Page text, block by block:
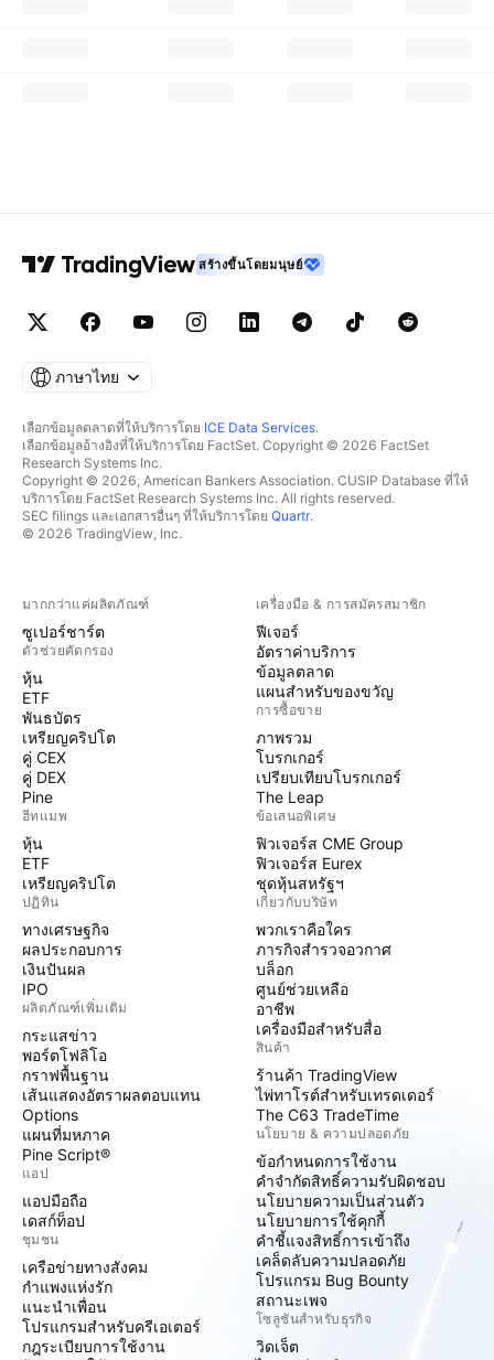
สร้างขึ้นโดยมนุษย์
ภาษาไทย
เลือกข้อมูลตลาดที่ให้บริการโดย ICE Data Services.
เลือกข้อมูลอ้างอิงที่ให้บริการโดย FactSet. Copyright © 2026 FactSet
Research Systems Inc.
Copyright © 2026, American Bankers Association. CUSIP Database ที่ให้
บริการโดย FactSet Research Systems Inc. All rights reserved.
SEC filings และเอกสารอื่นๆ ที่ให้บริการโดย Quartr.
© 2026 TradingView, Inc.
มากกว่าแค่ผลิตภัณฑ์
ซูเปอร์ชาร์ต
ตัวช่วยคัดกรอง
หุ้น
ETF
พันธบัตร
เหรียญคริปโต
คู่ CEX
คู่ DEX
Pine
ฮีทแมพ
หุ้น
ETF
เหรียญคริปโต
ปฏิทิน
ทางเศรษฐกิจ
ผลประกอบการ
เงินปันผล
IPO
ผลิตภัณฑ์เพิ่มเติม
กระแสข่าว
พอร์ตโฟลิโอ
กราฟพื้นฐาน
เส้นแสดงอัตราผลตอบแทน
Options
แผนที่มหภาค
Pine Script®
แอป
แอปมือถือ
เดสก์ท็อป
ชุมชน
เครือข่ายทางสังคม
กำแพงแห่งรัก
แนะนำเพื่อน
โปรแกรมสำหรับครีเอเตอร์
กฎระเบียบการใช้งาน
เครื่องมือ & การสมัครสมาชิก
ฟีเจอร์
อัตราค่าบริการ
ข้อมูลตลาด
แผนสำหรับของขวัญ
การซื้อขาย
ภาพรวม
โบรกเกอร์
เปรียบเทียบโบรกเกอร์
The Leap
ข้อเสนอพิเศษ
ฟิวเจอร์ส CME Group
ฟิวเจอร์ส Eurex
ชุดหุ้นสหรัฐฯ
เกี่ยวกับบริษัท
พวกเราคือใคร
ภารกิจสำรวจอวกาศ
บล็อก
ศูนย์ช่วยเหลือ
อาชีพ
เครื่องมือสำหรับสื่อ
สินค้า
ร้านค้า TradingView
ไพ่ทาโรต์สำหรับเทรดเดอร์
The C63 TradeTime
นโยบาย & ความปลอดภัย
ข้อกำหนดการใช้งาน
คำจำกัดสิทธิ์ความรับผิดชอบ
นโยบายความเป็นส่วนตัว
นโยบายการใช้คุกกี้
คำชี้แจงสิทธิ์การเข้าถึง
เคล็ดลับความปลอดภัย
โปรแกรม Bug Bounty
สถานะเพจ
โซลูชันสำหรับธุรกิจ
วิดเจ็ต